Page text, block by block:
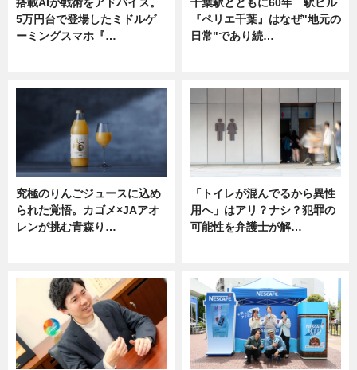
5万円台で登場したミドルゲ
ーミングスマホ『…
『ペリエ千葉』はなぜ"地元の
日常"であり続…
究極のりんごジュースに込め
られた覚悟。カゴメ×JAアオ
レンが挑む青森り…
「トイレが混んでるから異性
用へ」はアリ？ナシ？犯罪の
可能性を弁護士が解…